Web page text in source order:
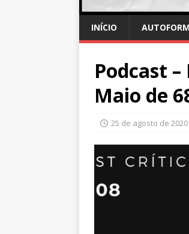
INÍCIO
Podcast
Maio de
25 de agosto de 2020